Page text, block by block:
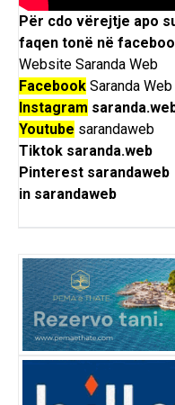
Për cdo vërejtje apo
faqen tonë në
Website Saranda Web
Facebook Saranda Web
Instagram
Youtube sarandaweb
Tiktok saranda.web
Pinterest sarandaweb
in sarandaweb